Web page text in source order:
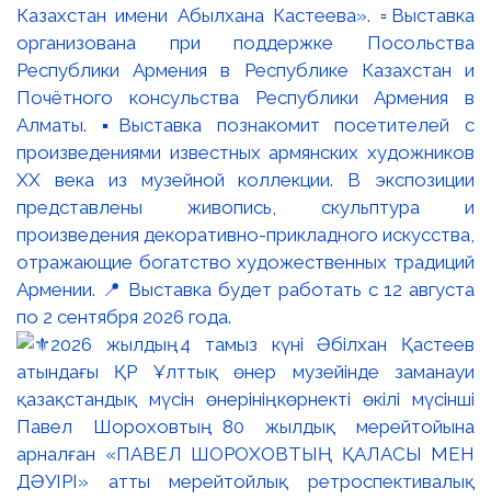
Казахстан имени Абылхана Кастеева». ▫️Выставка
организована при поддержке Посольства
Республики Армения в Республике Казахстан и
Почётного консульства Республики Армения в
Алматы. ▪️Выставка познакомит посетителей с
произведениями известных армянских художников
XX века из музейной коллекции. В экспозиции
представлены живопись, скульптура и
произведения декоративно-прикладного искусства,
отражающие богатство художественных традиций
Армении. 📍 Выставка будет работать с 12 августа
по 2 сентября 2026 года.